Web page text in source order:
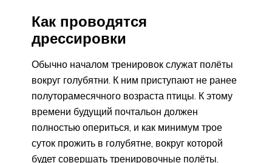
Как проводятся
дрессировки
Обычно началом тренировок служат полёты
вокруг голубятни. К ним приступают не ранее
полуторамесячного возраста птицы. К этому
времени будущий почтальон должен
полностью опериться, и как минимум трое
суток прожить в голубятне, вокруг которой
будет совершать тренировочные полёты.